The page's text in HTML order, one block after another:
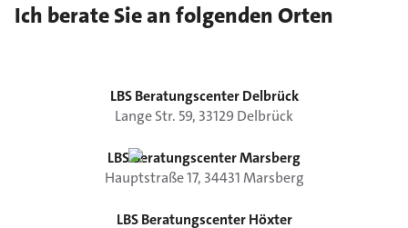
Ich berate Sie an folgenden Orten
LBS Beratungscenter Delbrück
Lange Str. 59, 33129 Delbrück
LBS Beratungscenter Marsberg
Hauptstraße17, 34431Marsberg
LBS Beratungscenter Höxter